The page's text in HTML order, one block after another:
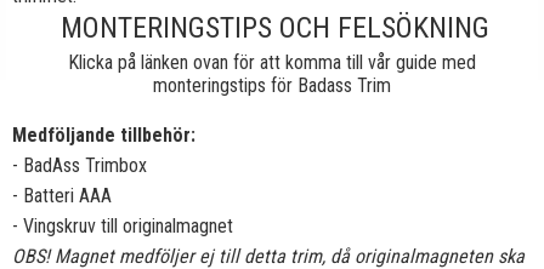
MONTERINGSTIPS OCH FELSÖKNING
Klicka på länken ovan för att komma till vår guide med
monteringstips för Badass Trim
Medföljande tillbehör:
- BadAss Trimbox
- Batteri AAA
- Vingskruv till originalmagnet
OBS! Magnet medföljer ej till detta trim, då originalmagneten ska